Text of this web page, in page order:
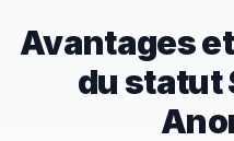
Avantages
du statut